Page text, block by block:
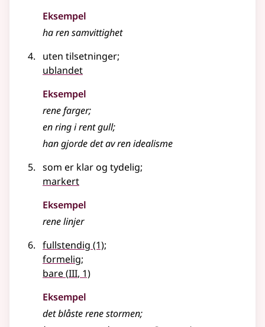
Eksempel
harensamvittighet
uten tilsetninger;
ublandet
Eksempel
renefarger;
en ring irentgull;
han gjorde det avrenidealisme
som er klar og tydelig;
markert
Eksempel
rene linjer
fullstendig (1);
formelig;
bare(3
III, 1)
Eksempel
det blåsterenestormen;